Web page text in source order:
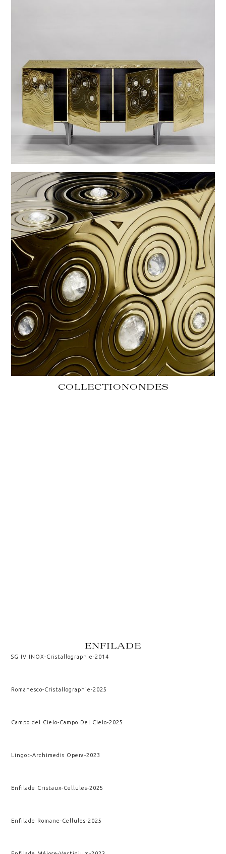
COLLECTIONONDES
ENFILADE
SG IV INOX-Cristallographie-2014
Romanesco-Cristallographie-2025
Campo del Cielo-Campo Del Cielo-2025
Lingot-Archimedis Opera-2023
Enfilade Cristaux-Cellules-2025
Enfilade Romane-Cellules-2025